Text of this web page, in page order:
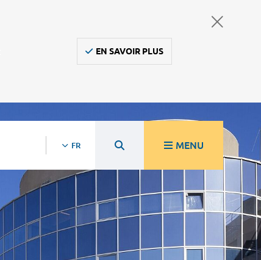
EN SAVOIR PLUS
FR MENU